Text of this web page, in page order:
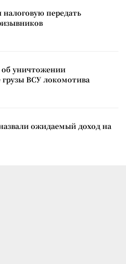
передать
уничтожении
ВСУ локомотива
ожидаемый доход на